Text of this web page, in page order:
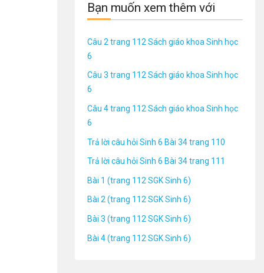
Bạn muốn xem thêm với
Câu 2 trang 112 Sách giáo khoa Sinh học
6
Câu 3 trang 112 Sách giáo khoa Sinh học
6
Câu 4 trang 112 Sách giáo khoa Sinh học
6
Trả lời câu hỏi Sinh 6 Bài 34 trang 110
Trả lời câu hỏi Sinh 6 Bài 34 trang 111
Bài 1 (trang 112 SGK Sinh 6)
Bài 2 (trang 112 SGK Sinh 6)
Bài 3 (trang 112 SGK Sinh 6)
Bài 4 (trang 112 SGK Sinh 6)